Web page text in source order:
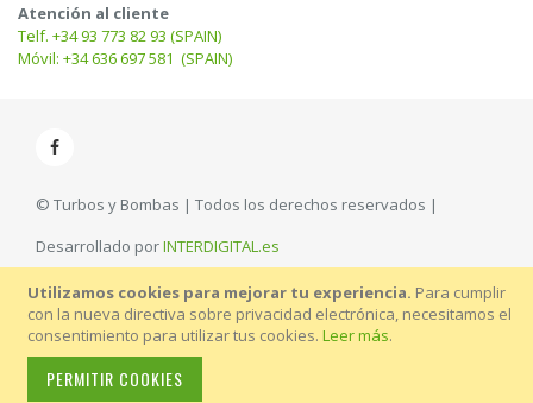
Utilizamos cookies para mejorar tu experiencia. Para cumplir
con la nueva directiva sobre privacidad electrónica, necesitamos el
consentimiento para utilizar tus cookies. Leer más.
PERMITIR COOKIES
Atención al cliente
Telf. +34 93 773 82 93 (SPAIN)
Móvil: +34 636 697 581 (SPAIN)
© Turbos y Bombas | Todos los derechos reservados |
Desarrollado porINTERDIGITAL.es